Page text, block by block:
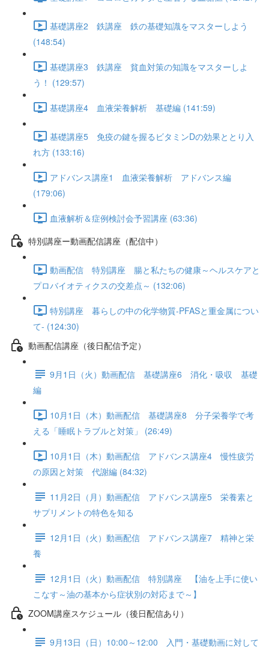
基礎講座2 鉄講座 鉄の基礎知識をマスターしよう
(148:54)
基礎講座3 鉄講座 貧血対策の知識をマスターしよ
う！ (129:57)
基礎講座4 血液栄養解析 基礎編 (141:59)
基礎講座5 免疫の鍵を握るビタミンDの効果ととり入
れ方 (133:16)
アドバンス講座1 血液栄養解析 アドバンス編
(179:06)
血液解析＆症例検討会予習講座 (63:36)
特別講座ー動画配信講座（配信中）
動画配信 特別講座 腸と私たちの健康～ヘルスケアと
プロバイオティクスの交差点～ (132:06)
特別講座 暮らしの中の化学物質-PFASと重金属につい
て- (124:30)
動画配信講座（後日配信予定）
9月1日（火）動画配信 基礎講座6 消化・吸収 基礎
編
10月1日（木）動画配信 基礎講座8 分子栄養学で考
える「睡眠トラブルと対策」 (26:49)
10月1日（木）動画配信 アドバンス講座4 慢性疲労
の原因と対策 代謝編 (84:32)
11月2日（月）動画配信 アドバンス講座5 栄養素と
サプリメントの特色を知る
12月1日（火）動画配信 アドバンス講座7 精神と栄
養
12月1日（火）動画配信 特別講座 【油を上手に使い
こなす～油の基本から症状別の対応まで～】
ZOOM講座スケジュール（後日配信あり）
9月13日（日）10:00～12:00 入門・基礎動画に対して